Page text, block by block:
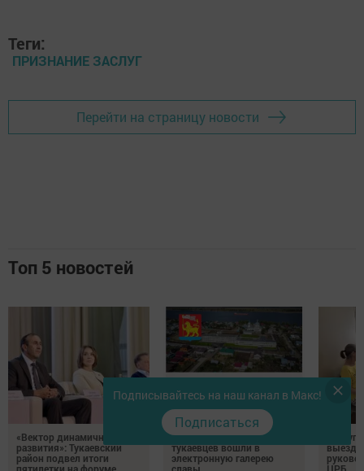
Теги:
ПРИЗНАНИЕ ЗАСЛУГ
Перейти на страницу новости
Топ 5 новостей
«Вектор динамичного
развития»: Тукаевский
район подвел итоги
пятилетки на форуме
Имена почти 200
тукаевцев вошли в
электронную галерею
славы
В
ЦРБ
Подписывайтесь на наш канал в Макс!
Подписаться